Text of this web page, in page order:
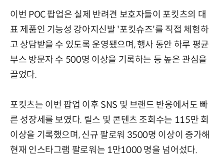
이번 POC 팝업은 실제 반려견 보호자들이 포킷츠의 대
표 제품인 기능성 강아지신발 '포킷슈즈'를 직접 체험하
고 상담받을 수 있도록 운영됐으며, 행사 동안 하루 평균
부스 방문자 수 500명 이상을 기록하는 등 높은 관심을
끌었다.
포킷츠는 이번 팝업 이후 SNS 및 브랜드 반응에서도 빠
른 성장세를 보였다. 릴스 및 콘텐츠 조회수는 115만 회
이상을 기록했으며, 신규 팔로워 3500명 이상이 증가해
현재 인스타그램 팔로워는 1만1000 명을 넘어섰다.